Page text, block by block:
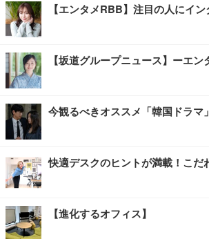
【エンタメRBB】注目の人にイ
【坂道グループニュース】ーエ
今観るべきオススメ「韓国ドラマ」
快適デスクのヒントが満載！こだ
【進化するオフィス】